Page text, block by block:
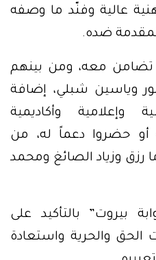
عالية وفنّد ما وصفه
ضده.
معه، ومن بينهم
وياسين شبلي، إضافة
وأكاديمية
حضروا دعماً له، من
رزق وزياد الصائغ ومحمد
بيروت” بالتأكيد على
الحق والحرية واستعادة